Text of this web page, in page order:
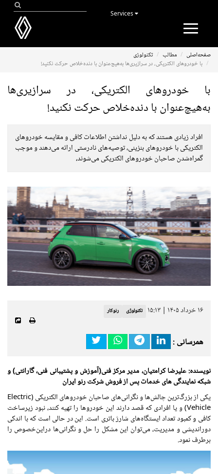
Toggle
صفحه‌اصلی مطالب
تکنولوژی
با خودروهای الکتریکی، در سرازیری‌ها به‌هیچ‌عنوان با دنده‌خلاص حرکت نکنید!
با خودروهای الکتریکی، در سرازیری‌ها
به‌هیچ‌عنوان با دنده‌خلاص حرکت نکنید!
افراد زیادی هستند که به دلیل نداشتن اطلاعات کافی و مقایسه خودروهای
الکتریکی با خودروهای بنزینی، توصیه‌های نادرستی ارائه می‌دهند و موجب
گمراه‌شدن صاحبان خودروهای الکتریکی می‌شوند،
۱۶ خرداد ۱۴۰۵ | ۱۵:۱۳ تکنولوژی رنوکار
همرسانی :
نویسنده: علیرضا کرامتیان، مدیر مرکز فنی(آموزش و پشتیبانی فنی، گارانتی) و
شبکه نمایندگی های خدمات پس از فروش شرکت رنو ایران
یکی از بزرگ‌ترین چالش‌ها و نگرانی‌های صاحبان خودروهای الکتریکی (Electric
Vehicle) و یا افرادی که قصد دارند این خودروها را تهیه کنند، نبود زیرساخت
کافی و کمبود تعداد ایستگاه‌های شارژ باتری است. این در حالی است که با اندکی
دوراندیشی و مدیریت، می‌توان این مشکل را حل و نگرانی‌ها دراین‌خصوص را
برطرف نمود.